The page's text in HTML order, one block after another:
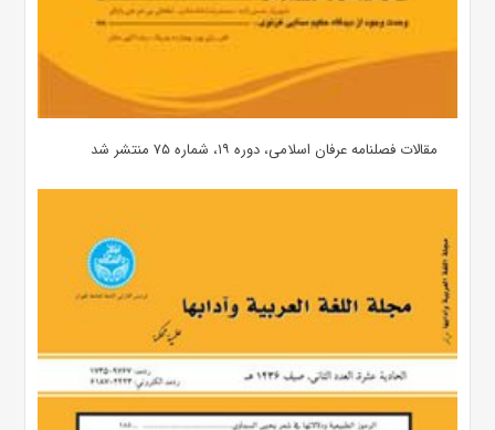
مقالات فصلنامه عرفان اسلامی، دوره ۱۹، شماره ۷۵ منتشر شد